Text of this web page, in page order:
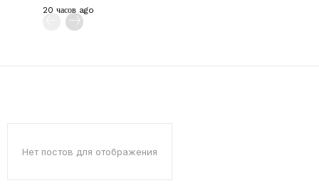
20 часов ago
Нет постов для отображения